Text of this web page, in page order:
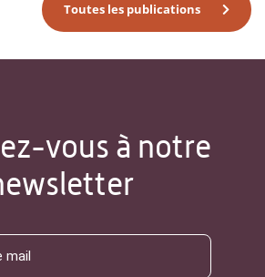
Toutes les publications
vous à notre